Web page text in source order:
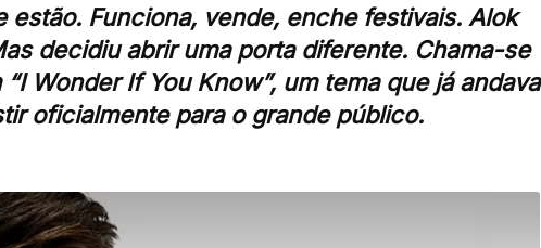
Funciona, vende, enche festivais. Alok
decidiu abrir uma porta diferente. Chama-se
Wonder If You Know”, um tema que já andava
oficialmente para o grande público.